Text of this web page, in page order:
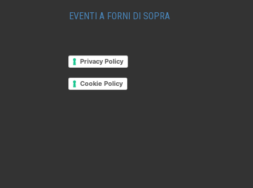
EVENTI A FORNI DI SOPRA
Privacy Policy
Cookie Policy